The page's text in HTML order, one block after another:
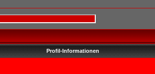
Profil-Informationen